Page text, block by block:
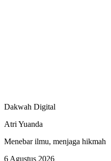
Dakwah Digital
Atri Yuanda
Menebar ilmu, menjaga hikmah
6 Agustus 2026